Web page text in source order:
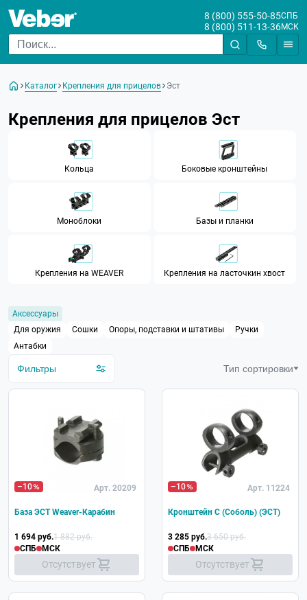
8 (800) 555-50-85СПБ
8 (800) 511-13-36МСК
Каталог Крепления для прицелов Эст
Крепления для прицелов Эст
Кольца Боковые кронштейны
Моноблоки Базы и планки
Крепления на WEAVER Крепления на ласточкин хвост
Аксессуары
Для оружия
Сошки Опоры, подставки и штативы
Ручки
Антабки
Цена
От
До
Бренд
Warne (USA)
Создает посадочное место
Посадочный диаметр
Быстросъемное
Фильтры Тип сортировки
–10 Арт. 20209
База ЭСТ Weaver-Карабин
1 694 руб.1 882 руб.
СПБ
МСК
Отсутствует
–10 Арт. 11224
Кронштейн С (Соболь) (ЭСТ)
3 285 руб.3 650 руб.
СПБ
МСК
Отсутствует